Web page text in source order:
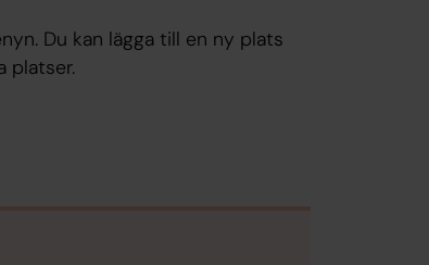
Du kan lägga till en ny plats
platser.